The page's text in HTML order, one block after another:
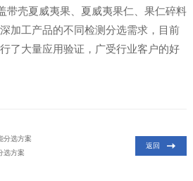
带壳夏威夷果、夏威夷果仁、果仁碎料
加工产品的不同检测分选需求，目前
了大量应用验证，广受行业客户的好
分选方案
选方案
返回